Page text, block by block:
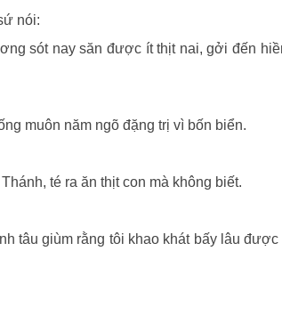
nói:
sót nay săn được ít thịt nai, gởi đến
muôn năm ngõ đặng trị vì bốn biển.
té ra ăn thịt con mà không biết.
tâu giùm rằng tôi khao khát bấy lâu